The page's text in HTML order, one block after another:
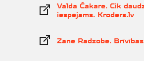
Valda Čakare. Cik
iespējams. Kroders.lv
Zane Radzobe.